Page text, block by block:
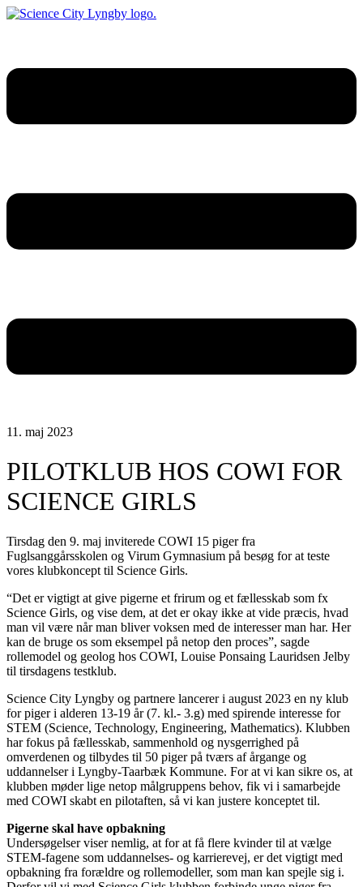
Videre
11. maj 2023
PILOTKLUB HOS COWI FOR
SCIENCE GIRLS
Tirsdag den 9. maj inviterede COWI 15 piger fra
Fuglsanggårsskolen og Virum Gymnasium på besøg for at teste
vores klubkoncept til Science Girls.
“Det er vigtigt at give pigerne et frirum og et fællesskab som fx
Science Girls, og vise dem, at det er okay ikke at vide præcis, hvad
man vil være når man bliver voksen med de interesser man har. Her
kan de bruge os som eksempel på netop den proces”, sagde
rollemodel og geolog hos COWI, Louise Ponsaing Lauridsen Jelby
til tirsdagens testklub.
Science City Lyngby og partnere lancerer i august 2023 en ny klub
for piger i alderen 13-19 år (7. kl.- 3.g) med spirende interesse for
STEM (Science, Technology, Engineering, Mathematics). Klubben
har fokus på fællesskab, sammenhold og nysgerrighed på
omverdenen og tilbydes til 50 piger på tværs af årgange og
uddannelser i Lyngby-Taarbæk Kommune. For at vi kan sikre os, at
klubben møder lige netop målgruppens behov, fik vi i samarbejde
med COWI skabt en pilotaften, så vi kan justere konceptet til.
Pigerne skal have opbakning
Undersøgelser viser nemlig, at for at få flere kvinder til at vælge
STEM-fagene som uddannelses- og karrierevej, er det vigtigt med
opbakning fra forældre og rollemodeller, som man kan spejle sig i.